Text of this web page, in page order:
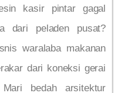
kasir pintar gagal
dari peladen pusat?
waralaba makanan
dari koneksi gerai
bedah arsitektur